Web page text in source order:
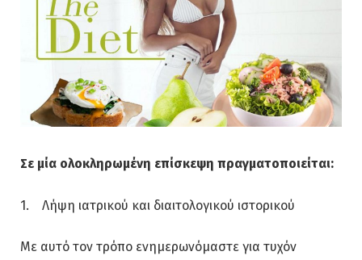
Σε μία ολοκληρωμένη επίσκεψη πραγματοποιείται:
1. Λήψη ιατρικού και διαιτολογικού ιστορικού
Με αυτό τον τρόπο ενημερωνόμαστε για τυχόν